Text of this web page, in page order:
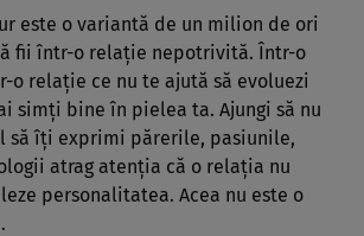
este o variantă de un milion de ori
fii într-o relație nepotrivită. Într-o
o relație ce nu te ajută să evoluezi
simți bine în pielea ta. Ajungi să nu
să îți exprimi părerile, pasiunile,
atrag atenția că o relația nu
personalitatea. Acea nu este o